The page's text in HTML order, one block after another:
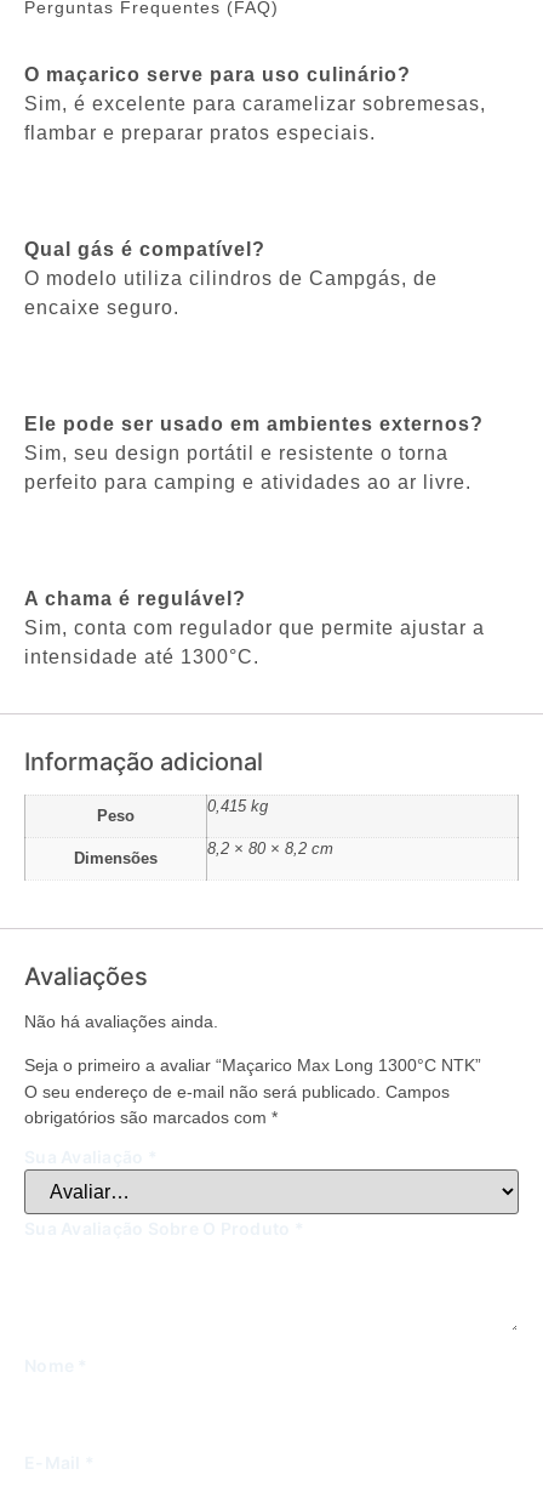
Perguntas Frequentes (FAQ)
O maçarico serve para uso culinário?
Sim, é excelente para caramelizar sobremesas,
flambar e preparar pratos especiais.
Qual gás é compatível?
O modelo utiliza cilindros de Campgás, de
encaixe seguro.
Ele pode ser usado em ambientes externos?
Sim, seu design portátil e resistente o torna
perfeito para camping e atividades ao ar livre.
A chama é regulável?
Sim, conta com regulador que permite ajustar a
intensidade até 1300°C.
Informação adicional
Peso
0,415 kg
Dimensões
8,2 × 80 × 8,2 cm
Avaliações
Não há avaliações ainda.
Seja o primeiro a avaliar “Maçarico Max Long 1300°C NTK”
O seu endereço de e-mail não será publicado. Campos
obrigatórios são marcados com *